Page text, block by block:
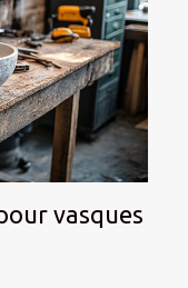
vasques